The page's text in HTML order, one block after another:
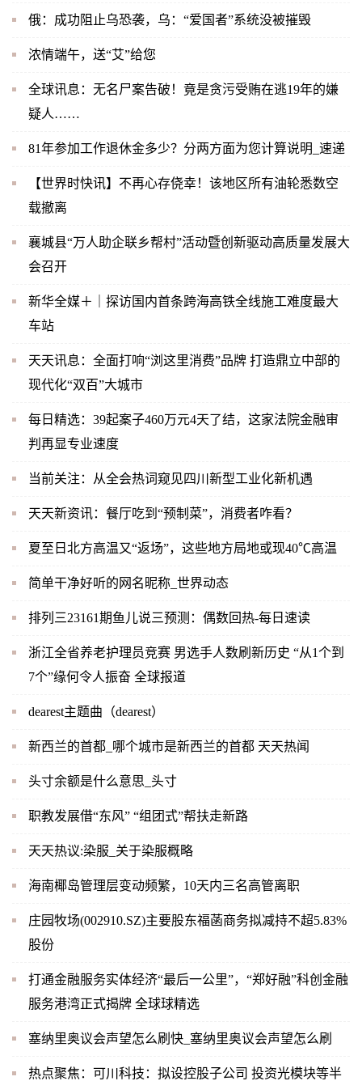
俄：成功阻止乌恐袭，乌：“爱国者”系统没被摧毁
浓情端午，送“艾”给您
全球讯息：无名尸案告破！竟是贪污受贿在逃19年的嫌
疑人……
81年参加工作退休金多少？分两方面为您计算说明_速递
【世界时快讯】不再心存侥幸！该地区所有油轮悉数空
载撤离
襄城县“万人助企联乡帮村”活动暨创新驱动高质量发展大
会召开
新华全媒＋｜探访国内首条跨海高铁全线施工难度最大
车站
天天讯息：全面打响“浏这里消费”品牌 打造鼎立中部的
现代化“双百”大城市
每日精选：39起案子460万元4天了结，这家法院金融审
判再显专业速度
当前关注：从全会热词窥见四川新型工业化新机遇
天天新资讯：餐厅吃到“预制菜”，消费者咋看？
夏至日北方高温又“返场”，这些地方局地或现40℃高温
简单干净好听的网名昵称_世界动态
排列三23161期鱼儿说三预测：偶数回热-每日速读
浙江全省养老护理员竞赛 男选手人数刷新历史 “从1个到
7个”缘何令人振奋 全球报道
dearest主题曲（dearest）
新西兰的首都_哪个城市是新西兰的首都 天天热闻
头寸余额是什么意思_头寸
职教发展借“东风” “组团式”帮扶走新路
天天热议:染服_关于染服概略
海南椰岛管理层变动频繁，10天内三名高管离职
庄园牧场(002910.SZ)主要股东福菡商务拟减持不超5.83%
股份
打通金融服务实体经济“最后一公里”，“郑好融”科创金融
服务港湾正式揭牌 全球球精选
塞纳里奥议会声望怎么刷快_塞纳里奥议会声望怎么刷
热点聚焦：可川科技：拟设控股子公司 投资光模块等半